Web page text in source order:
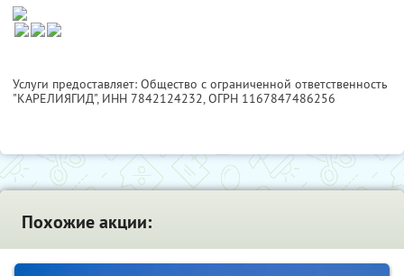
Услуги предоставляет: Общество с ограниченной ответственность
"КАРЕЛИЯГИД", ИНН 7842124232, ОГРН 1167847486256
Похожие акции: